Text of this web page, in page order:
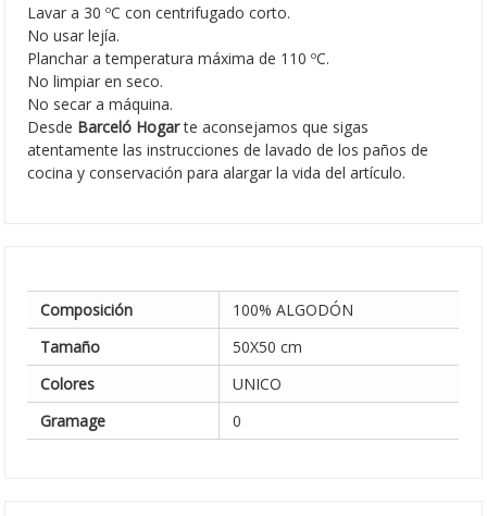
Lavar a 30 ºC con centrifugado corto.
No usar lejía.
Planchar a temperatura máxima de 110 ºC.
No limpiar en seco.
No secar a máquina.
Desde Barceló Hogarte aconsejamos que sigas
atentamente las instrucciones de lavado de los paños de
cocina y conservación para alargar la vida del artículo.
Composición
100% ALGODÓN
Tamaño
50X50 cm
Colores
UNICO
Gramage
0